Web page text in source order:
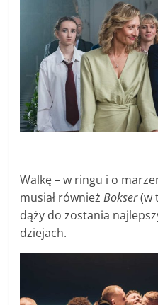
Walkę – w ringu i o
musiał równieżBokser(w
dąży do zostania
dziejach.